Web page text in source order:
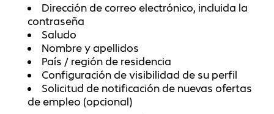
Dirección de correo electrónico, incluida la
contraseña
Saludo
Nombre y apellidos
País / región de residencia
Configuración de visibilidad de su perfil
Solicitud de notificación de nuevas ofertas
de empleo (opcional)